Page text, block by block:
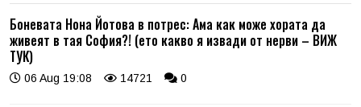
Боневата Нона Йотова в потрес: Ама как може хората да
живеят в тая София?! (ето какво я извади от нерви – ВИЖ
ТУК)
06 Aug 19:08 14721 0